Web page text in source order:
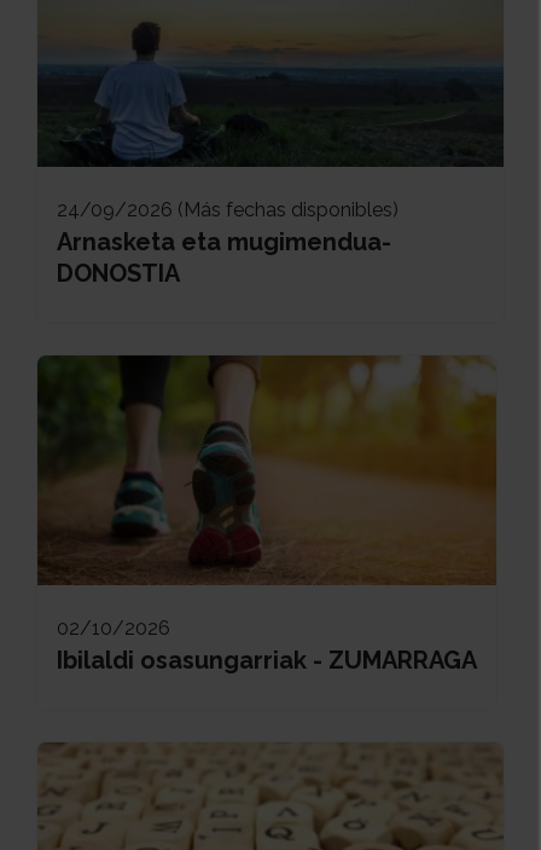
24/09/2026 (Más fechas disponibles)
Arnasketa eta mugimendua-
DONOSTIA
02/10/2026
Ibilaldi osasungarriak - ZUMARRAGA